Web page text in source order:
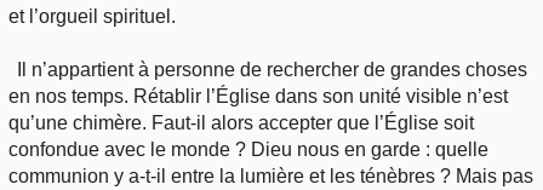
et l’orgueil spirituel.
Il n’appartient à personne de rechercher de grandes choses
en nos temps. Rétablir l’Église dans son unité visible n’est
qu’une chimère. Faut-il alors accepter que l’Église soit
confondue avec le monde ? Dieu nous en garde : quelle
communion y a-t-il entre la lumière et les ténèbres ? Mais pas